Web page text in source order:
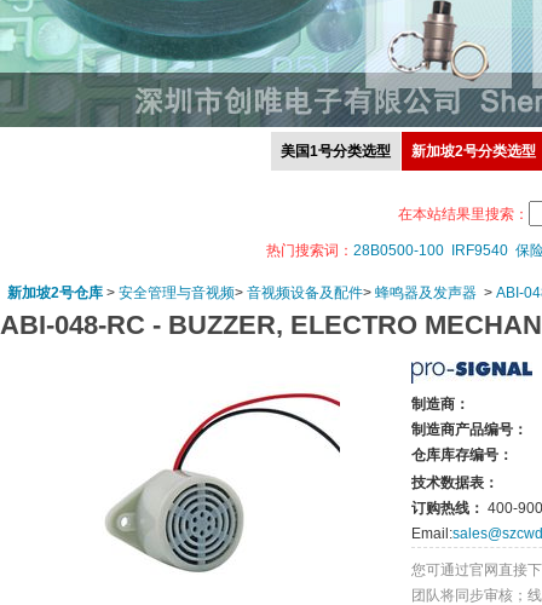
美国1号分类选型 新加坡2号分类选型
在本站结果里搜索：
热门搜索词： 28B0500-100 IRF9540 保
新加坡2号仓库 > 安全管理与音视频> 音视频设备及配件> 蜂鸣器及发声器 > ABI-
ABI-048-RC - BUZZER, ELECTRO
制造商：
制造商产品编号：
仓库库存编号：
技术数据表：
订购热线： 400-
Email:
您可通过官网直接
团队将同步审核；